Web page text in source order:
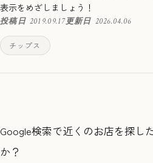
表示をめざしましょう！
投稿日 2019.09.17更新日 2026.04.06
チップス
Google検索で近くのお店を探し
か？